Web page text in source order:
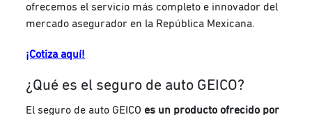
ofrecemos el servicio más completo e innovador del
mercado asegurador en la República Mexicana.
¡Cotiza aquí!
¿Qué es el seguro de auto GEICO?
El seguro de auto GEICOes un producto ofrecido por